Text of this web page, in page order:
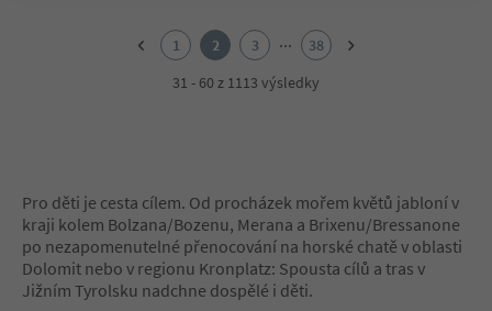
10
11
12
13
14
1 2 3 ...
38
31 - 60 z 1113 výsledky
Pro děti je cesta cílem. Od procházek mořem květů jabloní v
kraji kolem Bolzana/Bozenu, Merana a Brixenu/Bressanone
po nezapomenutelné přenocování na horské chatě v oblasti
Dolomit nebo v regionu Kronplatz: Spousta cílů a tras v
Jižním Tyrolsku nadchne dospělé i děti.